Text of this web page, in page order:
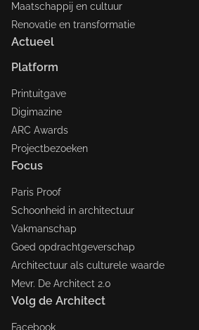
Maatschappij en cultuur
Renovatie en transformatie
Actueel
Platform
Printuitgave
Digimazine
ARC Awards
Projectbezoeken
Focus
Paris Proof
Schoonheid in architectuur
Vakmanschap
Goed opdrachtgeverschap
Architectuur als culturele waarde
Mevr. De Architect 2.0
Volg de Architect
Facebook